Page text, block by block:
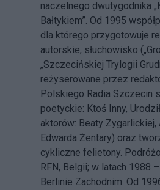
naczelnego dwutygodnika
Bałtykiem”. Od 1995
dla którego przygotowuje
autorskie, słuchowisko
„Szczecińskiej Trylogii
reżyserowane przez
Polskiego Radia Szczecin
poetyckie: Ktoś Inny,
aktorów: Beaty Zygarlickiej,
Edwarda Żentary) oraz
cykliczne felietony.
RFN, Belgii; w latach 1988
Berlinie Zachodnim. Od